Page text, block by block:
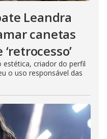
Leandra
canetas
criador do perfil
o uso responsável das